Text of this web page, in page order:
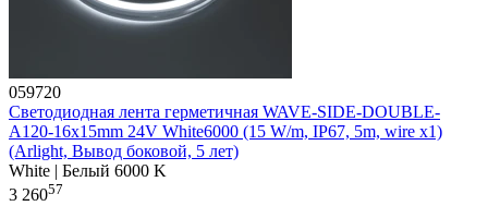
059720
Светодиодная лента герметичная WAVE-SIDE-DOUBLE-
A120-16x15mm 24V White6000 (15 W/m, IP67, 5m, wire x1)
(Arlight, Вывод боковой, 5 лет)
White | Белый 6000 K
3 26057